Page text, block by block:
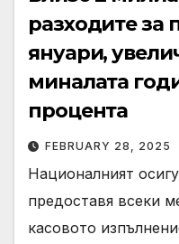
разходите за
януари,
миналата
процента
FEBRUARY 28, 2025
Националният
предоставя всеки
касовото